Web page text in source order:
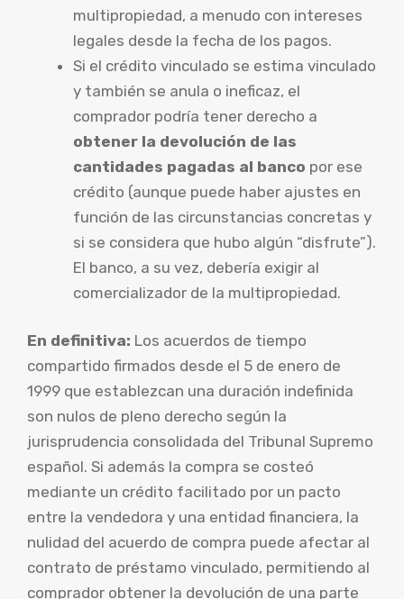
multipropiedad, a menudo con intereses
legales desde la fecha de los pagos.
Si el crédito vinculado se estima vinculado
y también se anula o ineficaz, el
comprador podría tener derecho a
obtener la devolución de las
cantidades pagadas al banco por ese
crédito (aunque puede haber ajustes en
función de las circunstancias concretas y
si se considera que hubo algún “disfrute”).
El banco, a su vez, debería exigir al
comercializador de la multipropiedad.
En definitiva: Los acuerdos de tiempo
compartido firmados desde el 5 de enero de
1999 que establezcan una duración indefinida
son nulos de pleno derecho según la
jurisprudencia consolidada del Tribunal Supremo
español. Si además la compra se costeó
mediante un crédito facilitado por un pacto
entre la vendedora y una entidad financiera, la
nulidad del acuerdo de compra puede afectar al
contrato de préstamo vinculado, permitiendo al
comprador obtener la devolución de una parte